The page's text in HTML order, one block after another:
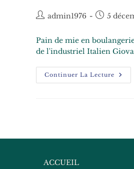
admin1976 5
Pain de mie en
de l'industriel Italien
Continuer La Lecture
ACCUEIL